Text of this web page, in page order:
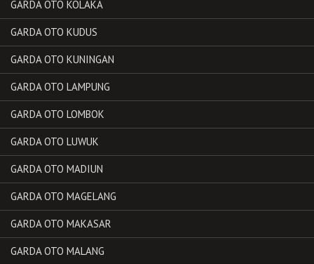
GARDA OTO KOLAKA
GARDA OTO KUDUS
GARDA OTO KUNINGAN
GARDA OTO LAMPUNG
GARDA OTO LOMBOK
GARDA OTO LUWUK
GARDA OTO MADIUN
GARDA OTO MAGELANG
GARDA OTO MAKASAR
GARDA OTO MALANG